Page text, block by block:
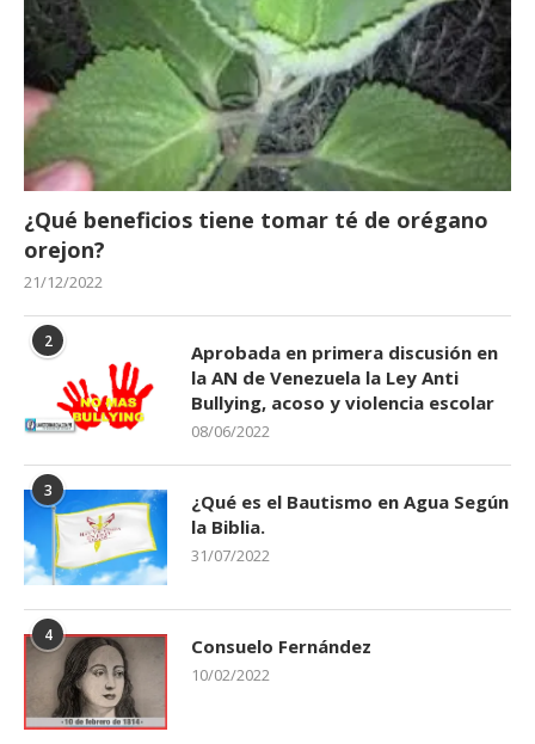
¿Qué beneficios tiene tomar té de orégano
orejon?
21/12/2022
2
Aprobada en primera discusión en
la AN de Venezuela la Ley Anti
Bullying, acoso y violencia escolar
08/06/2022
3
¿Qué es el Bautismo en Agua Según
la Biblia.
31/07/2022
4 Consuelo Fernández
10/02/2022